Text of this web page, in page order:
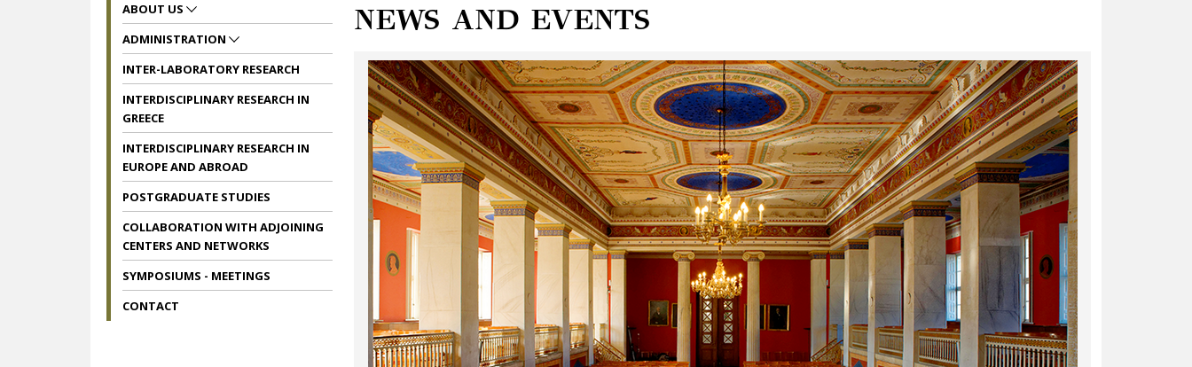
NEWS AND EVENTS
ABOUT US
ADMINISTRATION
INTER-LABORATORY RESEARCH
INTERDISCIPLINARY RESEARCH IN
GREECE
INTERDISCIPLINARY RESEARCH IN
EUROPE AND ABROAD
POSTGRADUATE STUDIES
COLLABORATION WITH ADJOINING
CENTERS AND NETWORKS
SYMPOSIUMS - MEETINGS
CONTACT